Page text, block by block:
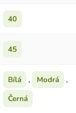
40
45
Bílá , Modrá
,
Černá